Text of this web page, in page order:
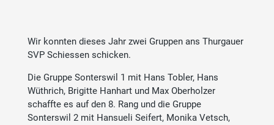
Wir konnten dieses Jahr zwei Gruppen ans Thurgauer
SVP Schiessen schicken.
Die Gruppe Sonterswil 1 mit Hans Tobler, Hans
Wüthrich, Brigitte Hanhart und Max Oberholzer
schaffte es auf den 8. Rang und die Gruppe
Sonterswil 2 mit Hansueli Seifert, Monika Vetsch,